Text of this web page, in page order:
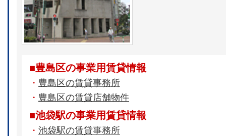
■豊島区の事業用賃貸情報
・ 豊島区の賃貸事務所
・ 豊島区の賃貸店舗物件
■池袋駅の事業用賃貸情報
・ 池袋駅の賃貸事務所